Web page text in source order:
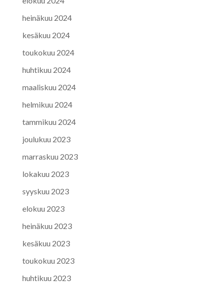
heinäkuu 2024
kesäkuu 2024
toukokuu 2024
huhtikuu 2024
maaliskuu 2024
helmikuu 2024
tammikuu 2024
joulukuu 2023
marraskuu 2023
lokakuu 2023
syyskuu 2023
elokuu 2023
heinäkuu 2023
kesäkuu 2023
toukokuu 2023
huhtikuu 2023